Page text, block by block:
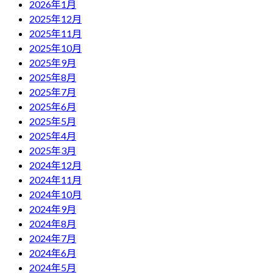
2026年1月
2025年12月
2025年11月
2025年10月
2025年9月
2025年8月
2025年7月
2025年6月
2025年5月
2025年4月
2025年3月
2024年12月
2024年11月
2024年10月
2024年9月
2024年8月
2024年7月
2024年6月
2024年5月